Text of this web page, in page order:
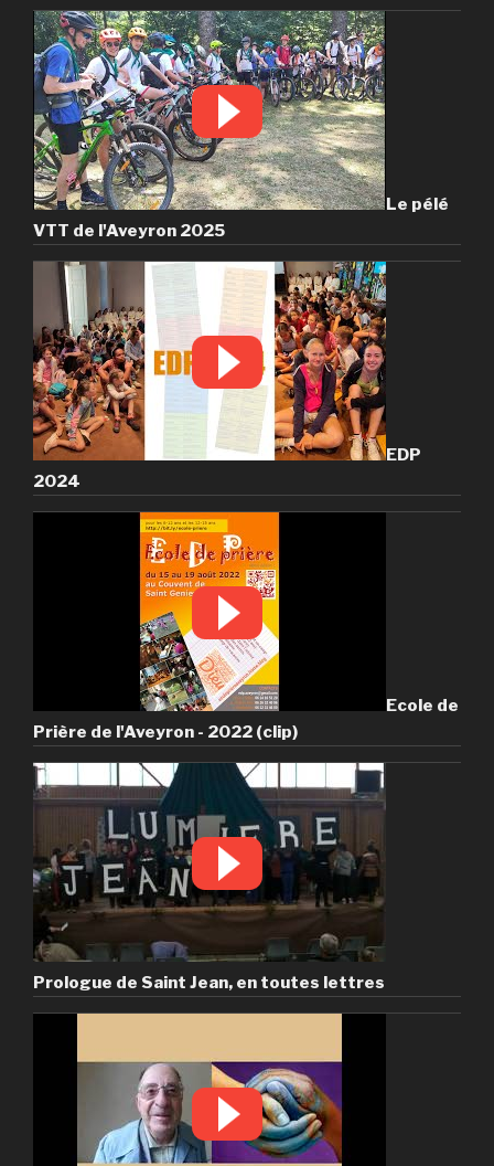
Le pélé
VTT de l'Aveyron 2025
EDP
2024
Ecole de
Prière de l'Aveyron - 2022 (clip)
Prologue de Saint Jean, en toutes lettres